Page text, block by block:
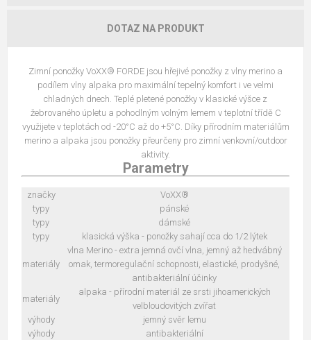
DOTAZ NA PRODUKT
Zimní ponožky VoXX® FORDE jsou hřejivé ponožky z vlny merino a
podílem vlny alpaka pro maximální tepelný komfort i ve velmi
chladných dnech. Teplé pletené ponožky v klasické výšce z
žebrovaného úpletu a pohodlným volným lemem v teplotní třídě C
využijete v teplotách od -20°C až do +5°C. Díky přírodním materiálům
merino a alpaka jsou ponožky přeurčeny pro zimní venkovní/outdoor
aktivity.
Parametry
značky
VoXX®
typy
pánské
typy
dámské
typy
klasická výška - ponožky sahají cca do 1/2 lýtek
materiály
vlna Merino - extra jemná ovčí vlna, jemný až hedvábný
omak, termoregulační schopnosti, elastické, prodyšné,
antibakteriální účinky
materiály
alpaka - přírodní materiál ze srsti jihoamerických
velbloudovitých zvířat
výhody
jemný svěr lemu
výhody
antibakteriální